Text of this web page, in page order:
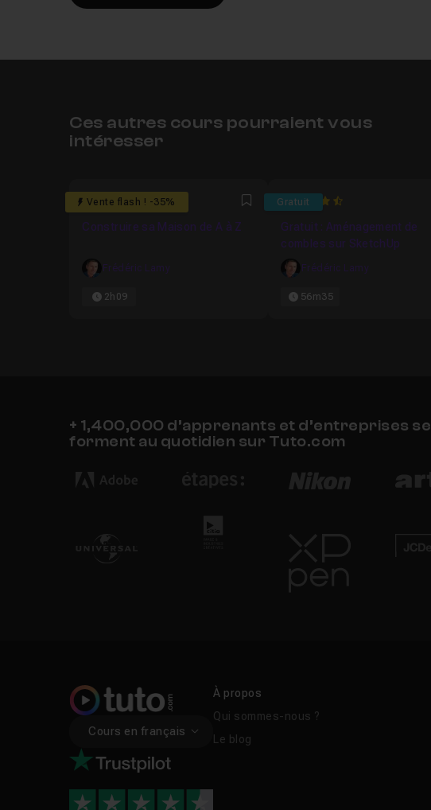
Ces autres cours pourraient vous
intéresser
Vente flash ! -35%
5 Favori
Construire sa Maison de A à Z
Frédéric Lamy
2h09
Gratuit
4.8947368421053
Gratuit : Aménagement de
combles sur SketchUp
Frédéric Lamy
56m35
+ 1,400,000 d’apprenants et d’entreprises se
forment au quotidien sur Tuto.com
Cours en français
À propos
Qui sommes-nous ?
Le blog